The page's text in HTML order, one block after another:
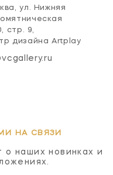
ул. Нижняя
стр. 9,
дизайна Artplay
НА СВЯЗИ
о наших новинках и